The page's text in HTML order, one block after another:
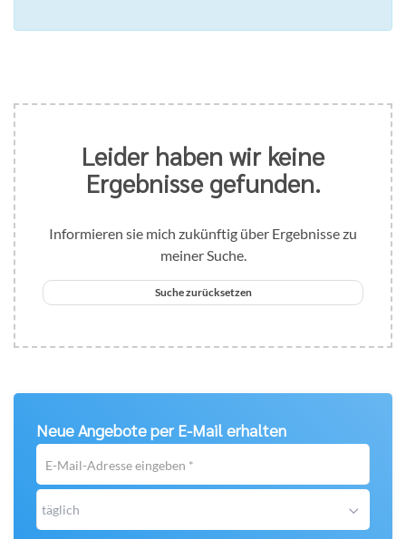
Leider haben wir keine
Ergebnisse gefunden.
Informieren sie mich zukünftig über Ergebnisse zu
meiner Suche.
Suche zurücksetzen
Neue Angebote per E-Mail erhalten
Mail-
Adresse
eingeben
täglich